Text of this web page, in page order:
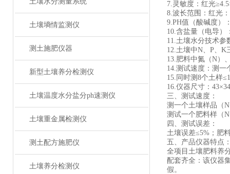
土壤墒情监测仪
测土施肥仪器
新型土壤养分检测仪
土壤温度水分盐分ph速测仪
土壤重金属检测仪
测土配方施肥仪
土壤养分检测仪
7.灵敏度：红光
8.波长范围：红光
9.PH值（酸碱度）
10.含盐量（电导）
11.土壤水分技术参
12.土壤中N、P、
13.肥料中氮（N）
14.测试速度：测一
15.同时测8个土样
16.仪器尺寸：
三、测试速度：
测一个土壤样品（
测试一个肥料样（
四、测试误差：
土壤误差≤5%；肥
五、产品仪器特点
全项目土壤肥料养
配套齐全：该仪器
假。